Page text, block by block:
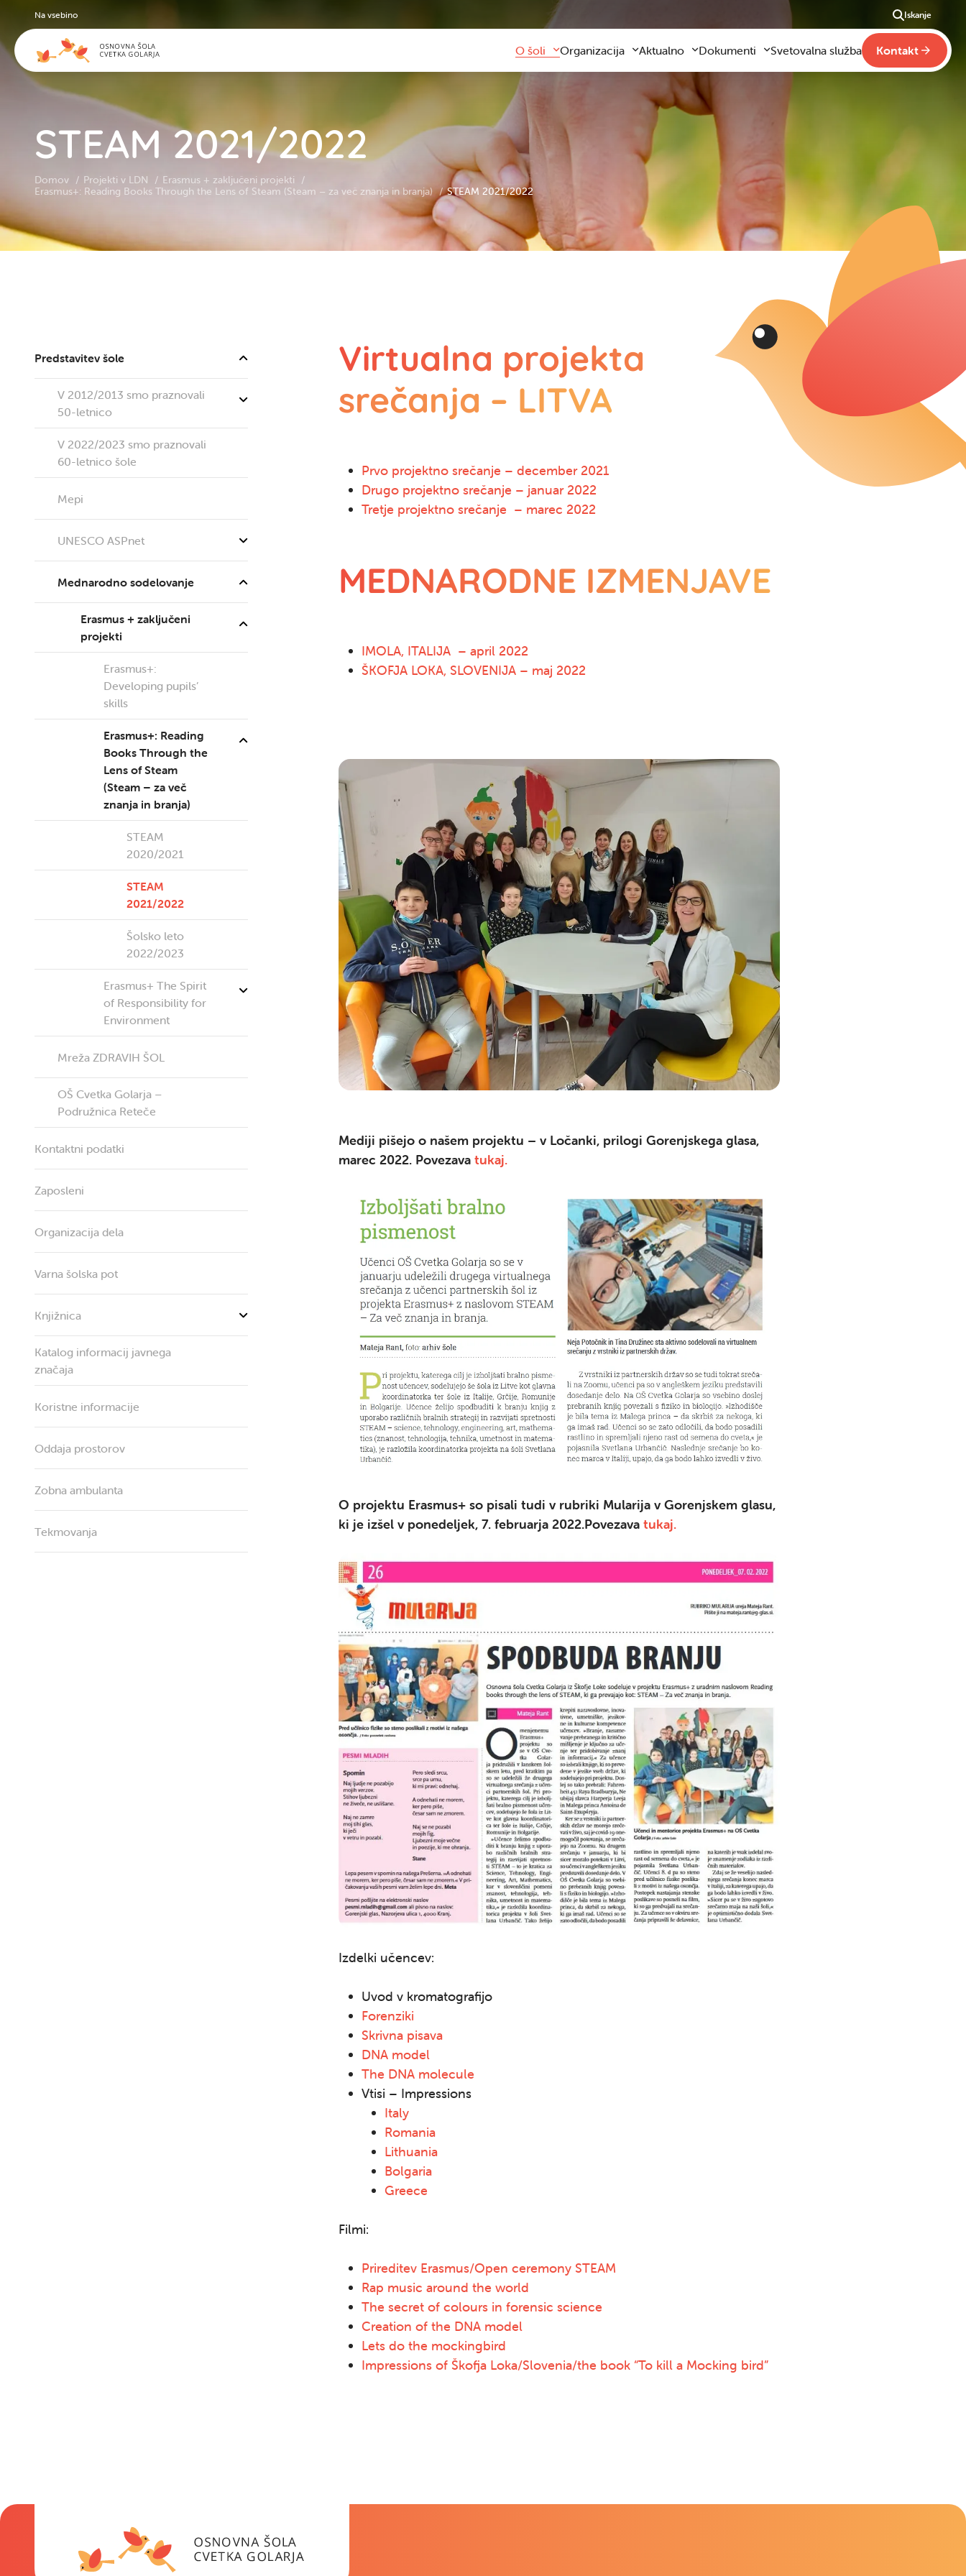
STEAM 2021/2022
Domov Projekti v LDN
Erasmus + zaključeni projekti
Erasmus+: Reading Books Through the Lens of Steam (Steam – za več znanja in branja)
STEAM 2021/2022
Predstavitev šole
V 2012/2013 smo praznovali
50-letnico
V 2022/2023 smo praznovali
60-letnico šole
Mepi
UNESCO ASPnet
Mednarodno sodelovanje
Erasmus + zaključeni
projekti
Erasmus+:
Developing pupils’
skills
Erasmus+: Reading
Books Through the
Lens of Steam
(Steam – za več
znanja in branja)
STEAM
2020/2021
STEAM
2021/2022
Šolsko leto
2022/2023
Erasmus+ The Spirit
of Responsibility for
Environment
Mreža ZDRAVIH ŠOL
OŠ Cvetka Golarja –
Podružnica Reteče
Kontaktni podatki
Zaposleni
Organizacija dela
Varna šolska pot
Knjižnica
Katalog informacij javnega
značaja
Koristne informacije
Oddaja prostorov
Zobna ambulanta
Tekmovanja
Virtualna projekta
srečanja – LITVA
Prvo projektno srečanje – december 2021
Drugo projektno srečanje – januar 2022
Tretje projektno srečanje – marec 2022
MEDNARODNE IZMENJAVE
IMOLA, ITALIJA – april 2022
ŠKOFJA LOKA, SLOVENIJA – maj 2022
Mediji pišejo o našem projektu – v Ločanki, prilogi Gorenjskega glasa,
marec 2022. Povezava tukaj.
O projektu Erasmus+ so pisali tudi v rubriki Mularija v Gorenjskem glasu,
ki je izšel v ponedeljek, 7. februarja 2022.Povezava tukaj.
Izdelki učencev:
Uvod v kromatografijo
Forenziki
Skrivna pisava
DNA model
The DNA molecule
Vtisi – Impressions
Italy
Romania
Lithuania
Bolgaria
Greece
Filmi:
Prireditev Erasmus/Open ceremony STEAM
Rap music around the world
The secret of colours in forensic science
​​​​​​​Creation of the DNA model
Lets do the mockingbird
​​​​​​​Impressions of Škofja Loka/Slovenia/the book “To kill a Mocking bird”
Na vsebino Iskanje
O šoli
Predstavitev šole
Kontaktni podatki
Zaposleni
Organizacija dela
Varna šolska pot
Knjižnica
Katalog informacij javnega značaja
Koristne informacije
Oddaja prostorov
Zobna ambulanta
Tekmovanja
Organizacija
Šolski prevozi
Šolski sklad
Aktualno
Aktualno
Zgodilo se je
Fotogalerija slik
Video vsebine
Dokumenti
Obrazci za vloge
Pravilniki šole
Drugi pravilniki
Svetovalna služba Kontakt